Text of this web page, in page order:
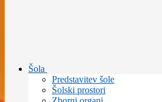
Šola
Predstavitev šole
Šolski prostori